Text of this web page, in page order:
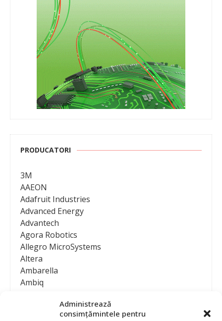
Administrează
consimțămintele pentru
PRODUCATORI
3M
AAEON
Adafruit Industries
Advanced Energy
Advantech
Agora Robotics
Allegro MicroSystems
Altera
Ambarella
Ambiq
Analog Devices